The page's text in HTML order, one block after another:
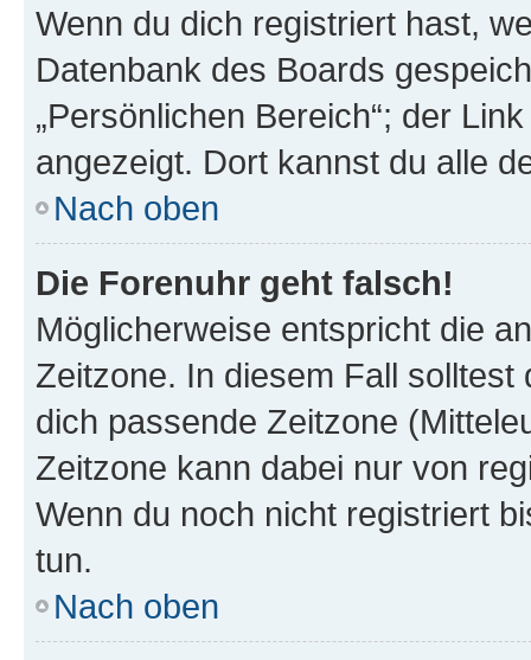
Wenn du dich registriert hast,
Datenbank des Boards
„Persönlichen Bereich“; der
angezeigt. Dort kannst du alle
Nach oben
Die Forenuhr geht falsch!
Möglicherweise entspricht die
Zeitzone. In diesem Fall solltest
dich passende Zeitzone
Zeitzone kann dabei nur von
Wenn du noch nicht registriert
tun.
Nach oben